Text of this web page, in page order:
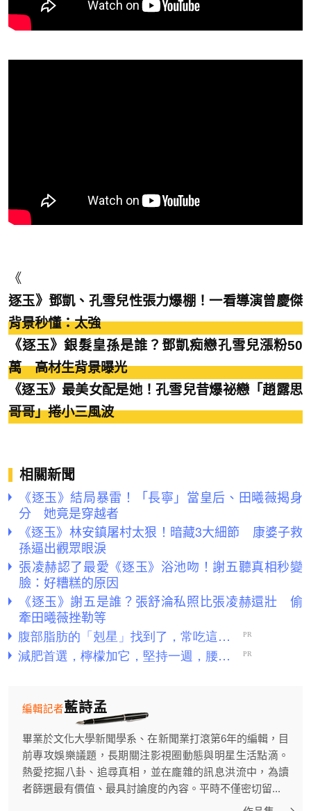
《
逐玉》鄧凱、孔雪兒性張力爆棚！一看導演曾慶傑
背景秒懂：太強
《逐玉》銀髮皇孫是誰？鄧凱痴戀孔雪兒漲粉50
萬 高材生背景曝光
《逐玉》最美女配是她！孔雪兒昔爆祕戀「趙露思
哥哥」捲小三風波
相關新聞
《逐玉》結局暴雷！「長寧」當皇后、田曦薇揭身
分 她竟是穿越者
《逐玉》林安鎮屠村太狠！暗藏3大細節 康婆子救
孫逼出觀眾眼淚
張凌赫認了最愛《逐玉》浴池吻！謝五聽真相秒變
臉：好糟糕的原因
《逐玉》謝五是誰？張舒淪私照比張凌赫還壯 偷
牽田曦薇挫勒等
藍詩孟
編輯記者
畢業於文化大學新聞學系、在新聞業打滾第6年的編輯，目
前專攻娛樂議題，長期關注影視圈動態與明星生活點滴。
熱愛挖掘八卦、追尋真相，並在龐雜的訊息洪流中，為讀
者篩選最有價值、最具討論度的內容。平時不僅密切留...